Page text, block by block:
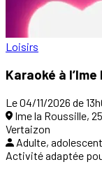
Loisirs
Karaoké à
Le 04/11/2026 de
Ime la Roussille,
Vertaizon
Adulte,
Activité adaptée